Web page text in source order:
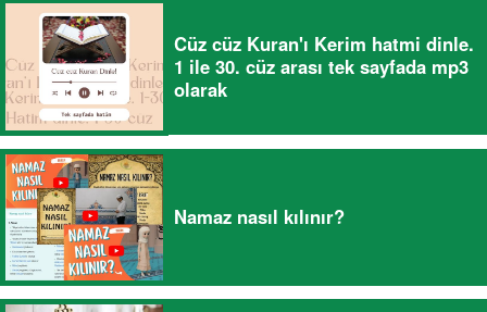
Cüz cüz Kuran'ı Kerim hatmi dinle.
1 ile 30. cüz arası tek sayfada mp3
olarak
Namaz nasıl kılınır?